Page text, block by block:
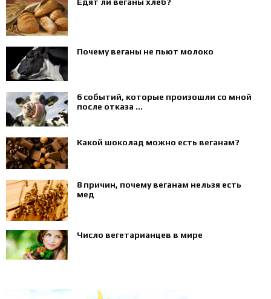
Почему веганы не пьют молоко
6 событий, которые произошли со мной
после отказа ...
Какой шоколад можно есть веганам?
8 причин, почему веганам нельзя есть
мед
Число вегетарианцев в мире